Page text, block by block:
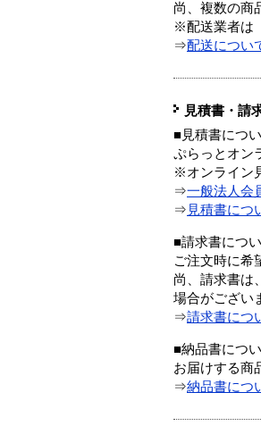
尚、複数の商
※配送業者は
⇒配送につい
見積書・請
■見積書につ
ぷらっとオン
※オンライン
⇒一般法人会
⇒ 見積書につ
■請求書につ
ご注文時に希
尚、請求書は
場合がござい
⇒請求書につ
■納品書につ
お届けする商
⇒納品書につ